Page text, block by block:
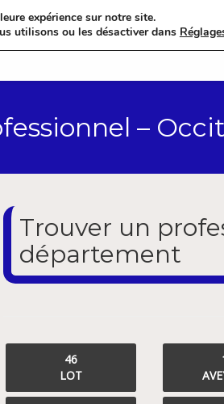
Accueil
–
Trouver un
département
46
LOT
expérience sur notre site.
utilisons ou les désactiver dans